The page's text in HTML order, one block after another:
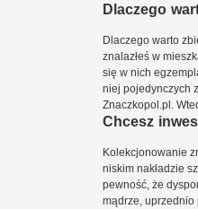
Dlaczego
Dlaczego warto
znalazłeś w
się w nich
niej pojedynczych
Znaczkopol.pl.
Chcesz
Kolekcjonowanie
niskim nakładzie
pewność, że
mądrze, uprzednio